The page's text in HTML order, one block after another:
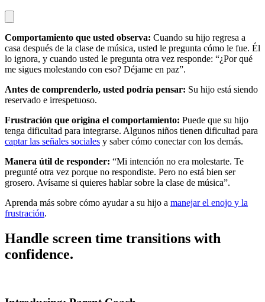
Comportamiento que usted observa: Cuando su hijo regresa a
casa después de la clase de música, usted le pregunta cómo le fue. Él
lo ignora, y cuando usted le pregunta otra vez responde: “¿Por qué
me sigues molestando con eso? Déjame en paz”.
Antes de comprenderlo, usted podría pensar: Su hijo está siendo
reservado e irrespetuoso.
Frustración que origina el comportamiento: Puede que su hijo
tenga dificultad para integrarse. Algunos niños tienen dificultad para
captar las señales sociales y saber cómo conectar con los demás.
Manera útil de responder: “Mi intención no era molestarte. Te
pregunté otra vez porque no respondiste. Pero no está bien ser
grosero. Avísame si quieres hablar sobre la clase de música”.
Aprenda más sobre cómo ayudar a su hijo a manejar el enojo y la
frustración.
Handle screen time transitions with
confidence.